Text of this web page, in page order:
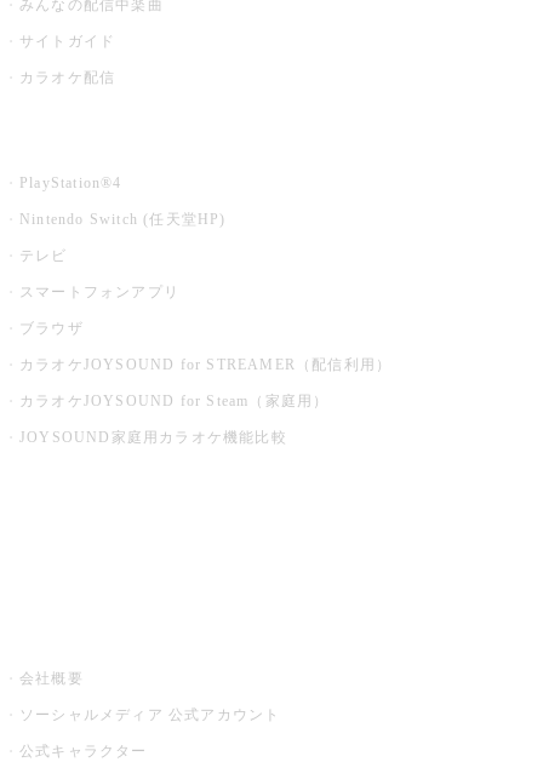
みんなの配信中楽曲
サイトガイド
カラオケ配信
PlayStation®4
Nintendo Switch (任天堂HP)
テレビ
スマートフォンアプリ
ブラウザ
カラオケJOYSOUND for STREAMER（配信利用）
カラオケJOYSOUND for Steam（家庭用）
JOYSOUND家庭用カラオケ機能比較
会社概要
ソーシャルメディア 公式アカウント
公式キャラクター